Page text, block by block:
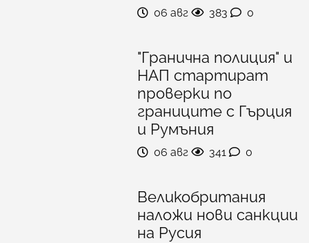
06 авг 383 0
"Гранична полиция" и
НАП стартират
проверки по
границите с Гърция
и Румъния
06 авг 341 0
Великобритания
наложи нови санкции
на Русия